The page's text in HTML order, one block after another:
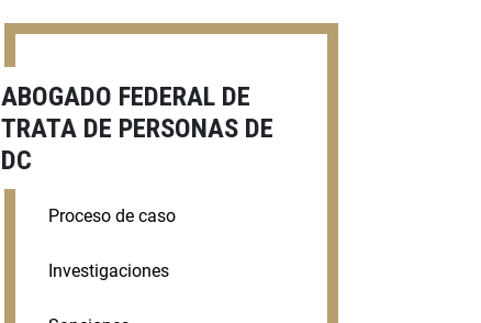
ABOGADO FEDERAL DE
TRATA DE PERSONAS DE
DC
Proceso de caso
Investigaciones